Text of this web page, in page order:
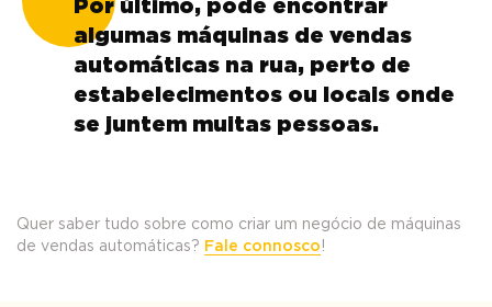
Por último, pode encontrar
algumas máquinas de vendas
automáticas na rua, perto de
estabelecimentos ou locais onde
se juntem muitas pessoas.
Quer saber tudo sobre como criar um negócio de máquinas
de vendas automáticas? Fale connosco !